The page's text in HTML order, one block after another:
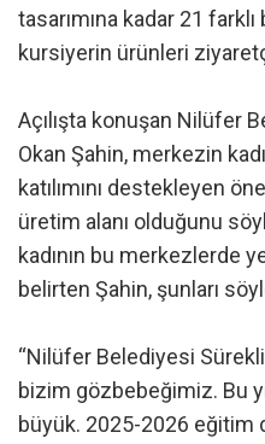
tasarımına kadar 21
kursiyerin ürünleri
Açılışta konuşan Nilüfer
Okan Şahin, merkezin
katılımını destekleyen
üretim alanı olduğunu
kadının bu merkezlerde
belirten Şahin, şunları
“Nilüfer Belediyesi
bizim gözbebeğimiz. Bu
büyük. 2025-2026 eğitim